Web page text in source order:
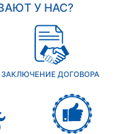
У НАС?
ЗАКЛЮЧЕНИЕ ДОГОВОРА